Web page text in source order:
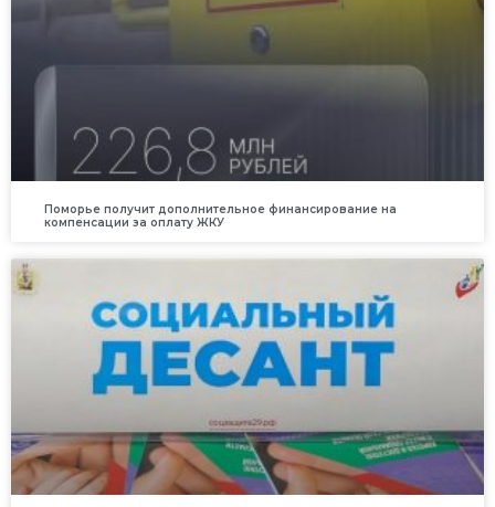
Поморье получит дополнительное финансирование на
компенсации за оплату ЖКУ